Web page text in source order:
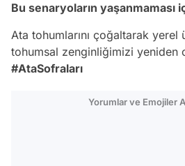
Bu senaryoların yaşanmaması
Ata tohumlarını çoğaltarak
tohumsal zenginliğimizi yeniden
#AtaSofraları
Yorumlar ve Emojiler